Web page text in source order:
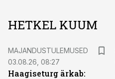
HETKEL KUUM
MAJANDUSTULEMUSED
03.08.26, 08:27
Haagiseturg ärkab: